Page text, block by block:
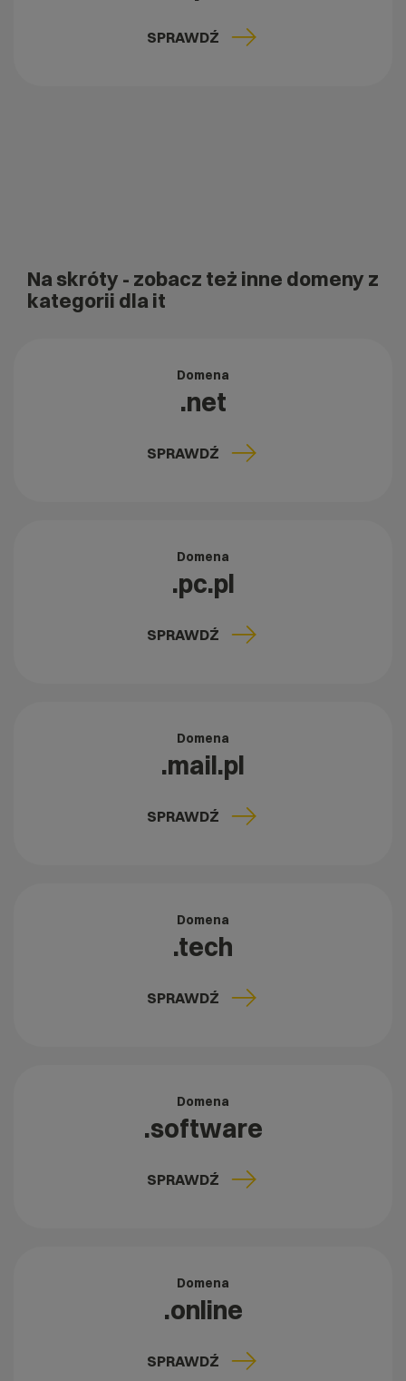
SPRAWDŹ
Na skróty - zobacz też inne domeny z
kategorii dla it
Domena
.net
SPRAWDŹ
Domena
.pc.pl
SPRAWDŹ
Domena
.mail.pl
SPRAWDŹ
Domena
.tech
SPRAWDŹ
Domena
.software
SPRAWDŹ
Domena
.online
SPRAWDŹ